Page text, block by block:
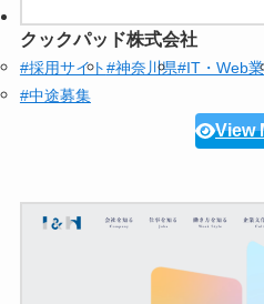
クックパッド株式会社
#採用サイト#神奈川県#IT・Web
#中途募集
View